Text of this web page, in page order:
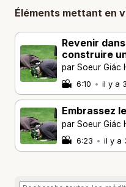
Éléments mettant en
Revenir
construire
par Soeur Giác
6:10 • il y a
Embrassez
par Soeur Giác
6:23 • il y a